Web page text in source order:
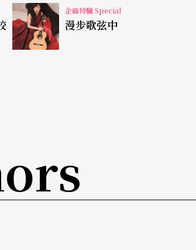
一步地，又将透过口述影像，将舞蹈
动作等，用文字加以解说、描述，黄
企画特辑 Special
漫步歌弦中